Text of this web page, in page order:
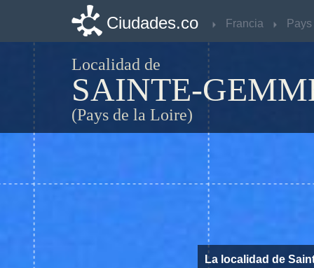
Ciudades.co Francia
Localidad de
SAINTE-
(Pays de la Loire)
La localidad de
Ciudades.co Francia